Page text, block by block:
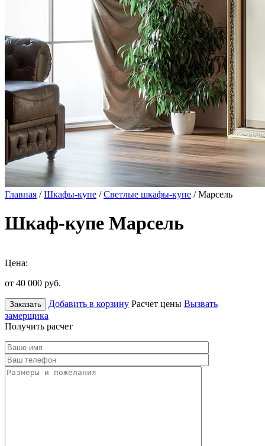
Главная /Шкафы-купе /Светлые шкафы-купе / Марсель
Шкаф-купе Марсель
Цена:
от 40 000 руб.
Заказать Добавить в корзину Расчет цены Вызвать
замерщика
Получить расчет